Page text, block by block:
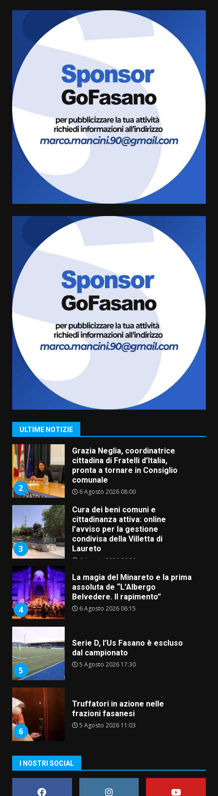
ULTIME NOTIZIE
Cura dei beni comuni e
cittadinanza attiva: online
l’avviso per la gestione
condivisa della Villetta di
Laureto
6 Agosto 2026 06:20
La magia del Minareto e la prima
assoluta de “L’Albergo
Belvedere. Il rapimento”
Serie D, l’Us Fasano è escluso
dal campionato
5 Agosto 2026 17:30
Truffatori in azione nelle
frazioni fasanesi
5 Agosto 2026 11:03
Residenti di Savelletri scrivono
al Prefetto: “Noi cittadini di
serie B”
5 Agosto 2026 06:15
1
Carta d’identità: continua il piano
di aperture straordinarie del
2
Grazia Neglia, coordinatrice
cittadina di Fratelli d’Italia,
pronta a tornare in Consiglio
comunale
6 Agosto 2026 08:00
3
Cura dei beni comuni e
cittadinanza attiva: online
l’avviso per la gestione
condivisa della Villetta di
Laureto
6 Agosto 2026 06:20
4
La magia del Minareto e la prima
assoluta de “L’Albergo
Belvedere. Il rapimento”
6 Agosto 2026 06:15
5
Serie D, l’Us Fasano è escluso
dal campionato
5 Agosto 2026 17:30
6
Truffatori in azione nelle
frazioni fasanesi
5 Agosto 2026 11:03
al Prefetto: “Noi cittadini di
serie B”
5 Agosto 2026 06:15
I NOSTRI SOCIAL